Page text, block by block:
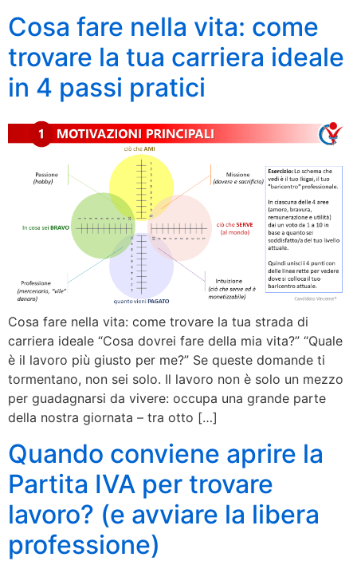
Cosa fare nella vita: come
trovare la tua carriera ideale
in 4 passi pratici
Cosa fare nella vita: come trovare la tua strada di
carriera ideale “Cosa dovrei fare della mia vita?” “Quale
è il lavoro più giusto per me?” Se queste domande ti
tormentano, non sei solo. Il lavoro non è solo un mezzo
per guadagnarsi da vivere: occupa una grande parte
della nostra giornata – tra otto […]
Quando conviene aprire la
Partita IVA per trovare
lavoro? (e avviare la libera
professione)